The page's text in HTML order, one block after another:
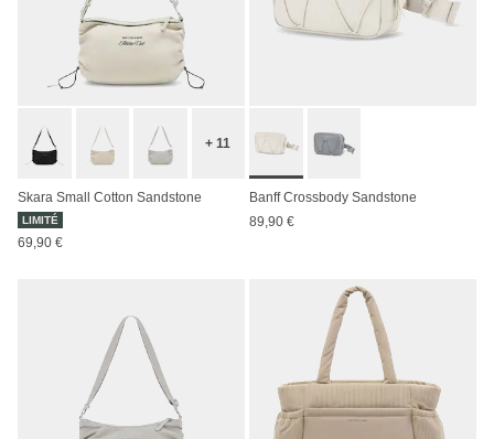
+ 11
Skara Small Cotton Sandstone
LIMITÉ
69,90 €
Banff Crossbody Sandstone
89,90 €